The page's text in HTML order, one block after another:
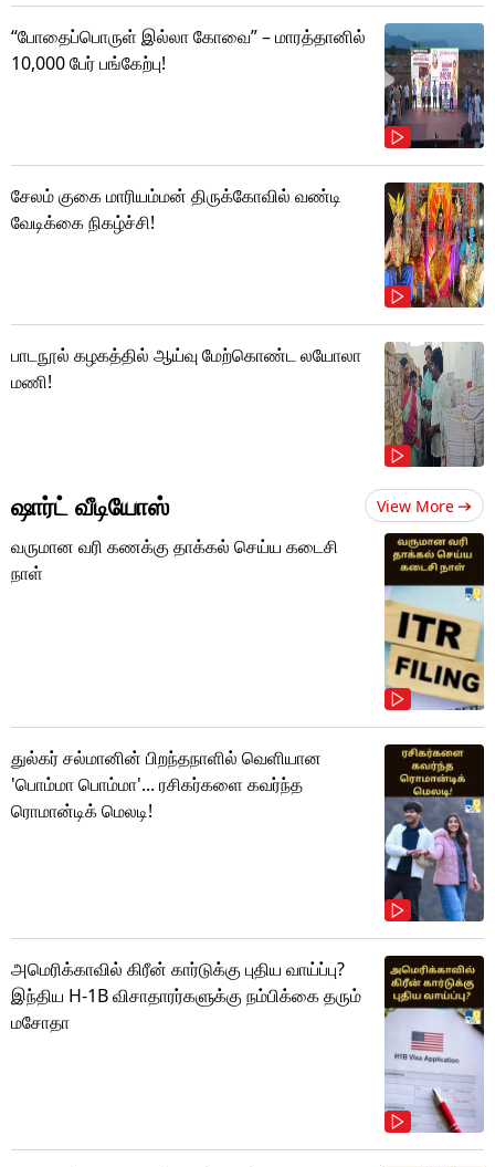
“போதைப்பொருள் இல்லா கோவை” – மாரத்தானில்
10,000 பேர் பங்கேற்பு!
சேலம் குகை மாரியம்மன் திருக்கோவில் வண்டி
வேடிக்கை நிகழ்ச்சி!
பாடநூல் கழகத்தில் ஆய்வு மேற்கொண்ட லயோலா
மணி!
ஷார்ட் வீடியோஸ் View More
வருமான வரி கணக்கு தாக்கல் செய்ய கடைசி
நாள்
துல்கர் சல்மானின் பிறந்தநாளில் வெளியான
'பொம்மா பொம்மா'... ரசிகர்களை கவர்ந்த
ரொமான்டிக் மெலடி!
அமெரிக்காவில் கிரீன் கார்டுக்கு புதிய வாய்ப்பு?
இந்திய H-1B விசாதாரர்களுக்கு நம்பிக்கை தரும்
மசோதா